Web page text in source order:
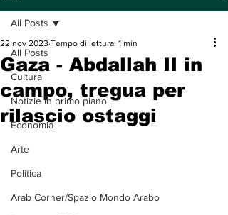
All Posts
Cultura
Notizie in primo piano
Economia
Arte
Politica
Arab Corner/Spazio Mondo Arabo
All Posts
Gaza - Abdallah II in
campo, tregua per
rilascio ostaggi
22 nov 2023 Tempo di lettura: 1 min